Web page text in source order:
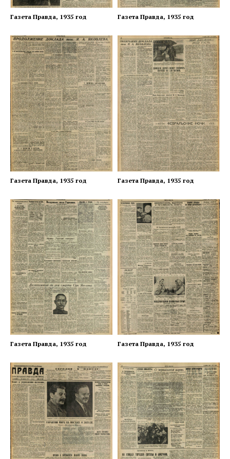
Газета Правда, 1935 год Газета Правда, 1935 год
Газета Правда, 1935 год Газета Правда, 1935 год
Газета Правда, 1935 год Газета Правда, 1935 год